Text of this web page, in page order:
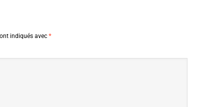
indiqués avec *